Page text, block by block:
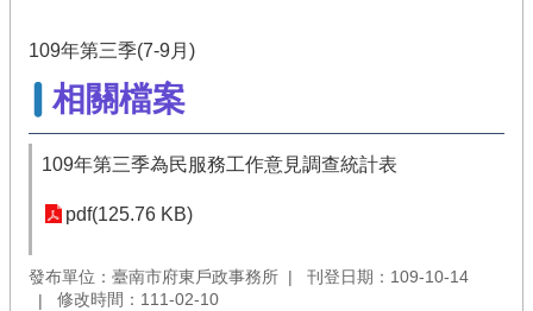
109年第三季(7-9月)
相關檔案
109年第三季為民服務工作意見調查統計表
pdf(125.76 KB)
發布單位：臺南市府東戶政事務所
刊登日期：109-10-14
修改時間：111-02-10